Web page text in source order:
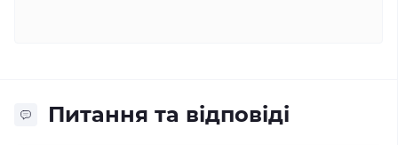
Питання та відповіді